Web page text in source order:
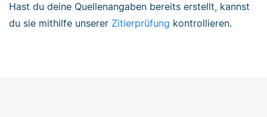
Hast du deine Quellenangaben bereits erstellt, kannst
du sie mithilfe unserer Zitierprüfung kontrollieren.